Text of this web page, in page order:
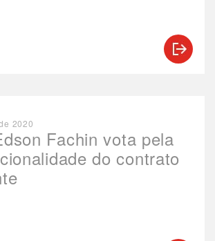
Fachin vota pela
do contrato
2020